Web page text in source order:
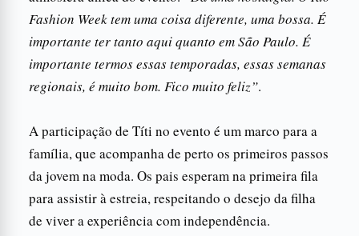
Fashion Week tem uma coisa diferente, uma bossa. É
importante ter tanto aqui quanto em São Paulo. É
importante termos essas temporadas, essas semanas
regionais, é muito bom. Fico muito feliz”.
A participação de Títi no evento é um marco para a
família, que acompanha de perto os primeiros passos
da jovem na moda. Os pais esperam na primeira fila
para assistir à estreia, respeitando o desejo da filha
de viver a experiência com independência.